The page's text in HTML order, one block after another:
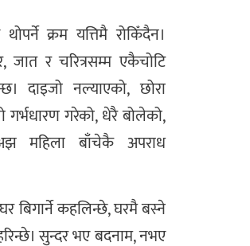
क्रम यत्तिमै रोकिँदैन।
र चरित्रसम्म एकैचोटि
दाइजो नल्याएको, छोरा
गर्भधारण गरेको, धेरै बोलेको,
महिला बाँचेकै अपराध
बिगार्ने कहलिन्छे, घरमै बस्ने
सुन्दर भए बदनाम, नभए